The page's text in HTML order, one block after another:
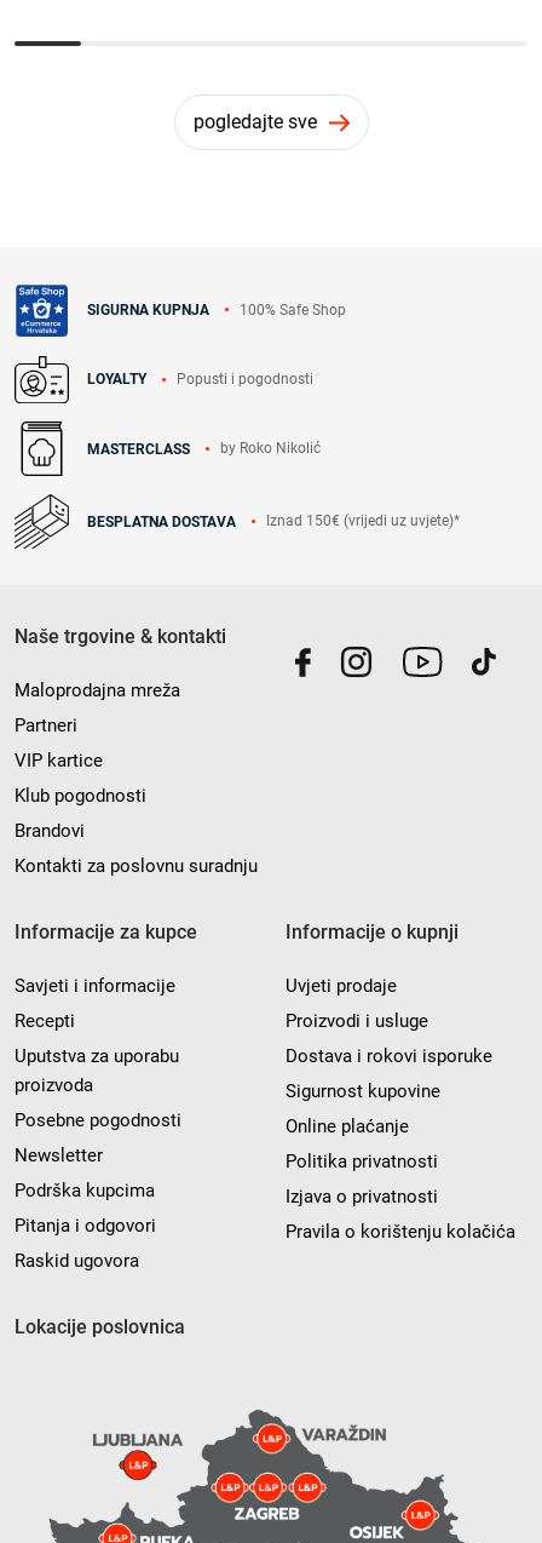
pogledajte sve
SIGURNA KUPNJA 100% Safe Shop
LOYALTY Popusti i pogodnosti
MASTERCLASS by Roko Nikolić
BESPLATNA DOSTAVA Iznad 150€ (vrijedi uz uvjete)*
Naše trgovine & kontakti
Maloprodajna mreža
Partneri
VIP kartice
Klub pogodnosti
Brandovi
Kontakti za poslovnu suradnju
Informacije za kupce
Savjeti i informacije
Recepti
Uputstva za uporabu
proizvoda
Posebne pogodnosti
Newsletter
Podrška kupcima
Pitanja i odgovori
Raskid ugovora
Informacije o kupnji
Uvjeti prodaje
Proizvodi i usluge
Dostava i rokovi isporuke
Sigurnost kupovine
Online plaćanje
Politika privatnosti
Izjava o privatnosti
Pravila o korištenju kolačića
Lokacije poslovnica